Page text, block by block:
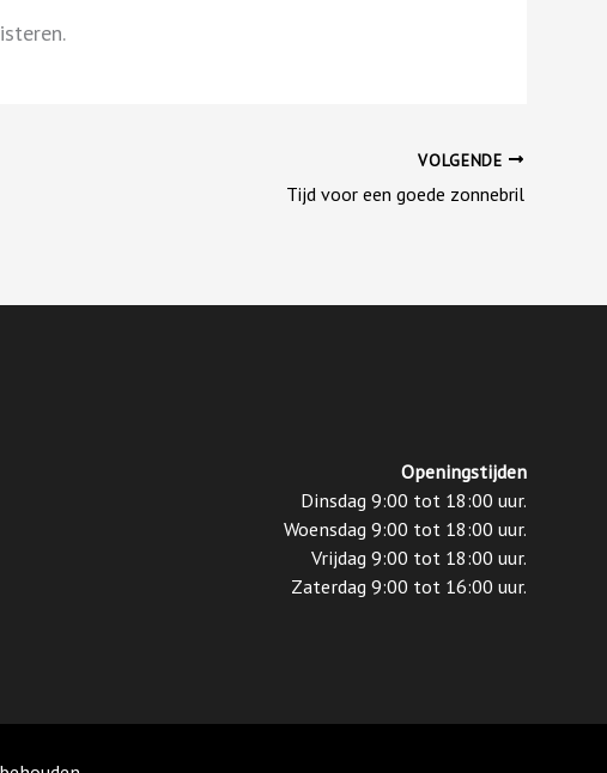
VOLGENDE
Tijd voor een goede zonnebril
Openingstijden
Dinsdag 9:00 tot 18:00 uur.
Woensdag 9:00 tot 18:00 uur.
Vrijdag 9:00 tot 18:00 uur.
Zaterdag 9:00 tot 16:00 uur.